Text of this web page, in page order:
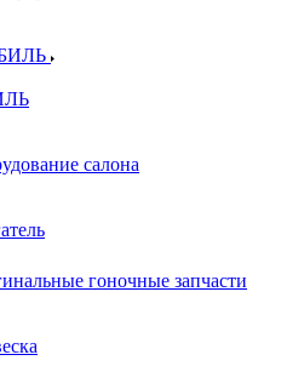
салона
гоночные запчасти